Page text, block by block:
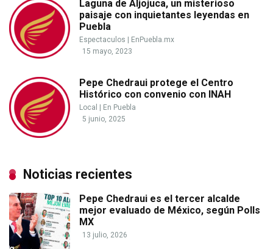
Laguna de Aljojuca, un misterioso
paisaje con inquietantes leyendas en
Puebla
Espectaculos | EnPuebla.mx
15 mayo, 2023
Pepe Chedraui protege el Centro
Histórico con convenio con INAH
Local | En Puebla
5 junio, 2025
Noticias recientes
Pepe Chedraui es el tercer alcalde
mejor evaluado de México, según Polls
MX
13 julio, 2026